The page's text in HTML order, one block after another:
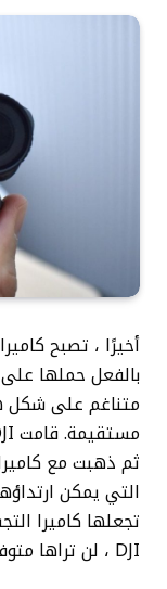
أخيرًا ، تصبح
بالفعل حملها
متناغم على شكل
التي يمكن
تجعلها كاميرا
DJI ، لن تراها متوفرة في الولايات المتحدة